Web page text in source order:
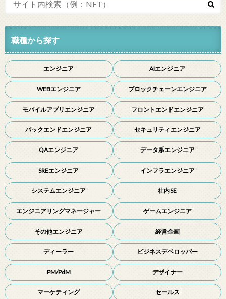
職種から探す
エンジニア AIエンジニア
WEBエンジニア ブロックチェーンエンジニア
モバイルアプリエンジニア フロントエンドエンジニア
バックエンドエンジニア セキュリティエンジニア
QAエンジニア データ系エンジニア
SREエンジニア インフラエンジニア
システムエンジニア 社内SE
エンジニアリングマネージャー ゲームエンジニア
その他エンジニア 経営企画
ディーラー ビジネスデベロッパー
PM/PdM デザイナー
マーケティング セールス